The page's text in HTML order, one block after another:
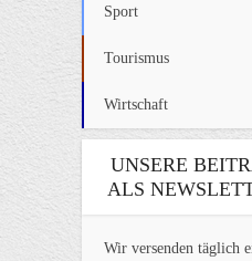
Sport
Tourismus
Wirtschaft
UNSERE
ALS
Wir versenden täglich